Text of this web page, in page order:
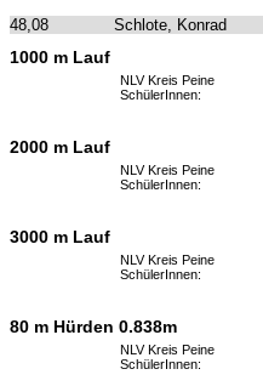
48,08 Schlote, Konrad
1000 m Lauf
NLV Kreis Peine
SchülerInnen:
2000 m Lauf
NLV Kreis Peine
SchülerInnen:
3000 m Lauf
NLV Kreis Peine
SchülerInnen:
80 m Hürden 0.838m
NLV Kreis Peine
SchülerInnen: